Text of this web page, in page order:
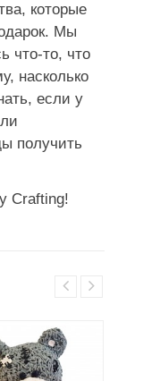
которые
Мы
что-то, что
насколько
если у
получить
Crafting!